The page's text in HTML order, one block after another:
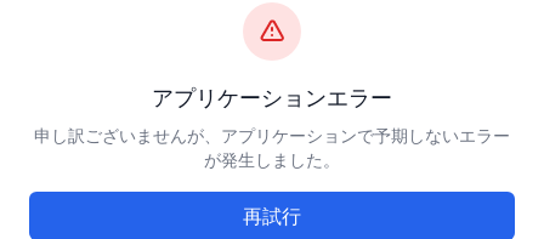
アプリケーションエラー
申し訳ございませんが、アプリケーションで予期しないエラー
が発生しました。
再試行